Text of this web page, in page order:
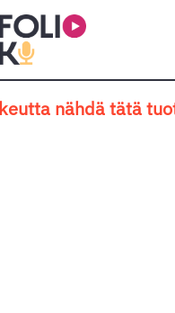
nähdä tätä